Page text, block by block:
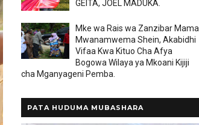
GEITA, JOEL MADUKA.
Mke wa Rais wa Zanzibar Mama
Mwanamwema Shein, Akabidhi
Vifaa Kwa Kituo Cha Afya
Bogowa Wilaya ya Mkoani Kijiji
cha Mganyageni Pemba.
PATA HUDUMA MUBASHARA